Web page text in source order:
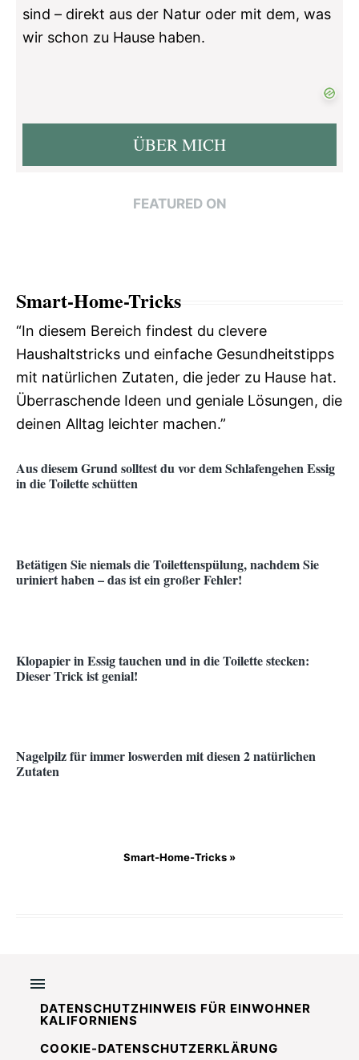
sind – direkt aus der Natur oder mit dem, was
wir schon zu Hause haben.
ÜBER MICH
FEATURED ON
Smart-Home-Tricks
“In diesem Bereich findest du clevere
Haushaltstricks und einfache Gesundheitstipps
mit natürlichen Zutaten, die jeder zu Hause hat.
Überraschende Ideen und geniale Lösungen, die
deinen Alltag leichter machen.”
Aus diesem Grund solltest du vor dem Schlafengehen Essig
in die Toilette schütten
Betätigen Sie niemals die Toilettenspülung, nachdem Sie
uriniert haben – das ist ein großer Fehler!
Klopapier in Essig tauchen und in die Toilette stecken:
Dieser Trick ist genial!
Nagelpilz für immer loswerden mit diesen 2 natürlichen
Zutaten
Smart-Home-Tricks »
DATENSCHUTZHINWEIS FÜR EINWOHNER
KALIFORNIENS
COOKIE-DATENSCHUTZERKLÄRUNG